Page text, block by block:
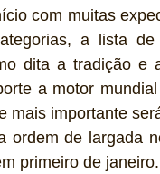
com muitas
a lista
dita a tradição e
a motor
mais importante
ordem de largada
primeiro de janeiro.